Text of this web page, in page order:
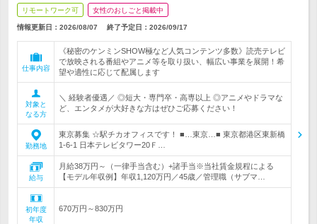
リモートワーク可 女性のおしごと掲載中
情報更新日：2026/08/07 終了予定日： 2026/09/17
仕事内容
《秘密のケンミンSHOW極など人気コンテンツ多数》読売テレビ
で放映される番組やアニメ等を取り扱い、幅広い事業を展開！希
望や適性に応じて配属します
対象と
なる方
＼ 経験者優遇／ ◎短大・専門卒・高専以上 ◎アニメやドラマな
ど、エンタメが大好きな方はぜひご応募ください！
勤務地
東京募集 ☆駅チカオフィスです！ ■…東京…■ 東京都港区東新橋
1-6-1 日本テレビタワー20Ｆ…
給与
月給38万円～（一律手当含む）+諸手当※当社賃金規程による
【モデル年収例】年収1,120万円／45歳／管理職（サブマ…
初年度
年収
670万円～830万円